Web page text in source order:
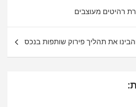
רהיטים מעוצבים
את תהליך פירוק שותפות בנכס